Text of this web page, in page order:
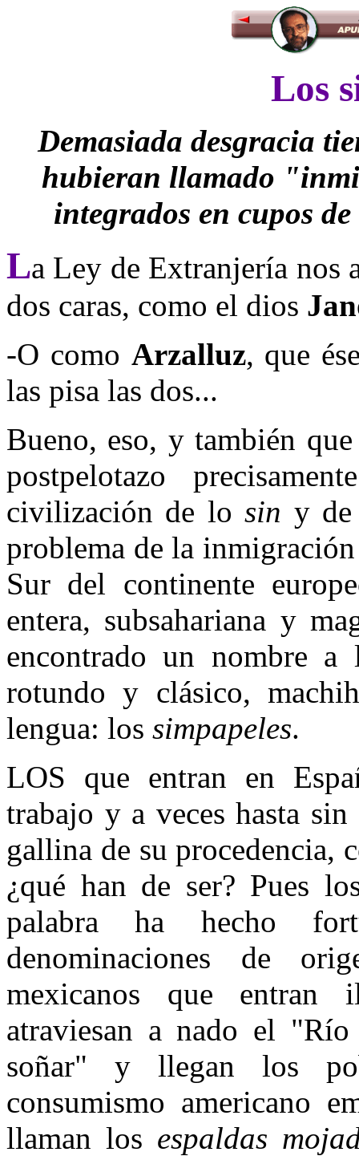
Los
Demasiada desgracia
hubieran llamado
integrados en cupos
La Ley de Extranjería nos
dos caras, como el dios
-O como Arzalluz, que
las pisa las dos...
Bueno, eso, y también
postpelotazo
civilización de losin y
problema de la
Sur del continente
entera, subsahariana y
encontrado un nombre a
rotundo y clásico,
lengua: los simpapeles.
LOS que entran en
trabajo y a veces hasta
gallina de su procedencia,
¿qué han de ser? Pues
palabra ha hecho
denominaciones de
mexicanos que entran
atraviesan a nado el
soñar" y llegan los
consumismo americano
llaman los espaldas